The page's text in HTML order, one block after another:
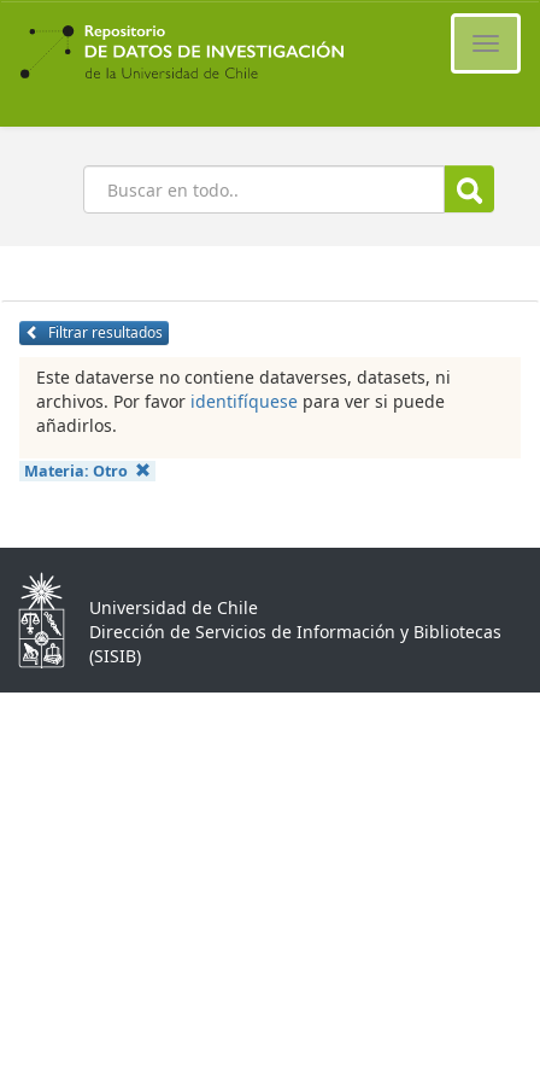
Ir
contenido
principal
Buscar
Filtrar resultados
Este dataverse no contiene dataverses, datasets, ni
archivos. Por favor identifíquese para ver si puede
añadirlos.
Materia: Otro
Universidad de Chile
Dirección de Servicios de Información y Bibliotecas
(SISIB)